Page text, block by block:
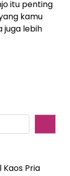
itu penting
kamu
juga lebih
Kaos Pria